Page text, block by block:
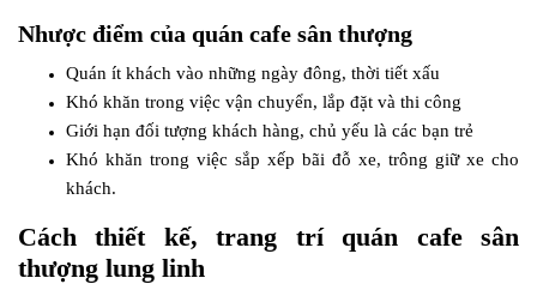
Nhược điểm của quán cafe sân thượng
Quán ít khách vào những ngày đông, thời tiết xấu
Khó khăn trong việc vận chuyển, lắp đặt và thi công
Giới hạn đối tượng khách hàng, chủ yếu là các bạn trẻ
Khó khăn trong việc sắp xếp bãi đỗ xe, trông giữ xe cho
khách.
Cách thiết kế, trang trí quán cafe sân
thượng lung linh